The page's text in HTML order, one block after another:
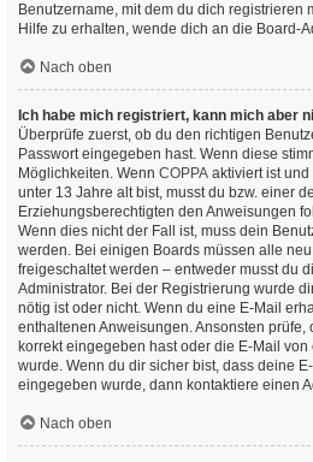
Benutzername, mit dem du dich registrieren
Hilfe zu erhalten, wende dich an die Board-
Nach oben
Ich habe mich registriert, kann mich aber
Überprüfe zuerst, ob du den richtigen
Passwort eingegeben hast. Wenn diese
Möglichkeiten. Wenn COPPA aktiviert ist
unter 13 Jahre alt bist, musst du bzw. einer
Erziehungsberechtigten den Anweisungen
Wenn dies nicht der Fall ist, muss dein
werden. Bei einigen Boards müssen alle
freigeschaltet werden – entweder musst du
Administrator. Bei der Registrierung wurde
nötig ist oder nicht. Wenn du eine E-Mail
enthaltenen Anweisungen. Ansonsten prüfe,
korrekt eingegeben hast oder die E-Mail
wurde. Wenn du dir sicher bist, dass deine
eingegeben wurde, dann kontaktiere einen
Nach oben